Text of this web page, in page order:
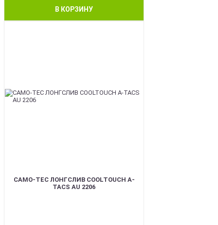
В КОРЗИНУ
CAMO-TEC ЛОНГСЛИВ COOLTOUCH A-
TACS AU 2206